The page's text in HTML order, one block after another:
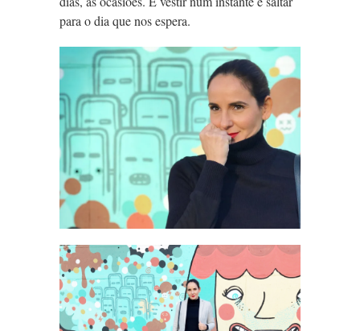
para o dia que nos espera.